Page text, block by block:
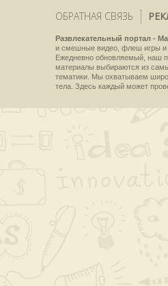
ОБРАТНАЯ СВЯЗЬ
Развлекательный портал -
и смешные видео, флеш игры и
Ежедневно обновляемый, наш
материалы выбираются из
тематики. Мы охватываем
тела. Здесь каждый может